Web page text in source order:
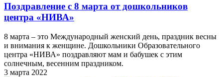
Поздравление с 8 марта от дошкольников
центра «НИВА»
8 марта – это Международный женский день, праздник весны
и внимания к женщине. Дошкольники Образовательного
центра «НИВА» поздравляют мам и бабушек с этим
солнечным, весенним праздником.
3 марта 2022